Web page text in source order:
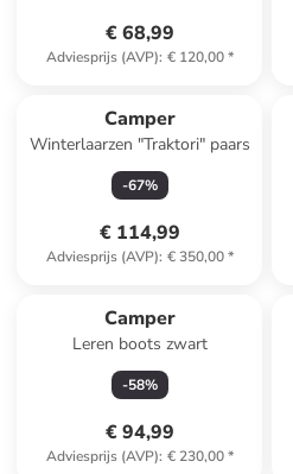
€ 68,99
Adviesprijs (AVP): € 120,00*
Camper
Winterlaarzen "Traktori" paars
-67%
€ 114,99
Adviesprijs (AVP): € 350,00*
Camper
Leren boots zwart
-58%
€ 94,99
Adviesprijs (AVP): € 230,00*